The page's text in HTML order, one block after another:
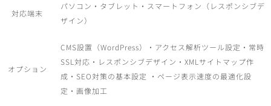
対応端末
パソコン・タブレット・スマートフォン（レスポンシブデ
ザイン）
オプション
CMS設置（WordPress）・アクセス解析ツール設定・常時
SSL対応・レスポンシブデザイン・XMLサイトマップ作
成・SEO対策の基本設定 ・ページ表示速度の最適化設
定・画像加工